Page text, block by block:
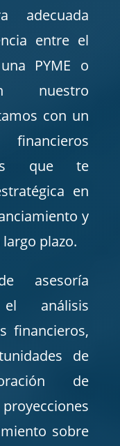
adecuada
entre el
PYME o
nuestro
con un
que te
en
y
plazo.
asesoría
análisis
financieros,
de
de
sobre